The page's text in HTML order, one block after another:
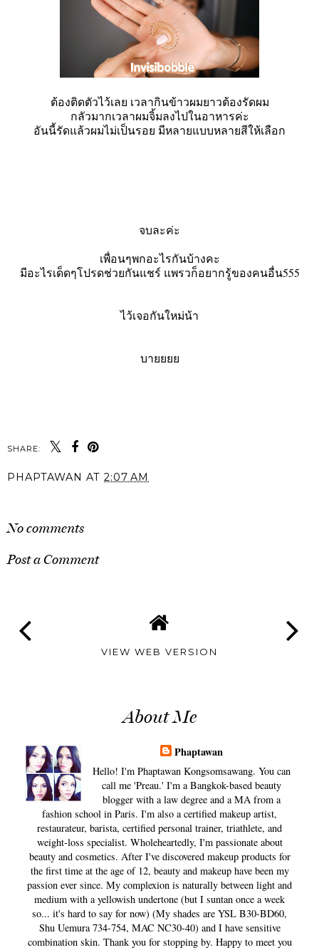
ต้องติดตัวไว้เลย เวลากินข้าวผมยาวต้องรัดผม
กลัวมากเวลาผมจิ้มลงไปในอาหารค่ะ
อันนี้รัดแล้วผมไม่เป็นรอย มีหลายแบบหลายสีให้เลือก
จบละค่ะ
เพื่อนๆพกอะไรกันบ้างคะ
มีอะไรเด็ดๆโปรดช่วยกันแชร์ แพรวก็อยากรู้ของคนอื่น555
ไว้เจอกันใหม่น้า
บายยยย
SHARE:
PHAPTAWAN AT 2:07 AM
No comments
Post a Comment
VIEW WEB VERSION
About Me
Phaptawan
Hello! I'm Phaptawan Kongsomsawang. You can
call me 'Preau.' I'm a Bangkok-based beauty
blogger with a law degree and a MA from a
fashion school in Paris. I'm also a certified makeup artist,
restaurateur, barista, certified personal trainer, triathlete, and
weight-loss specialist. Wholeheartedly, I'm passionate about
beauty and cosmetics. After I've discovered makeup products for
the first time at the age of 12, beauty and makeup have been my
passion ever since. My complexion is naturally between light and
medium with a yellowish undertone (but I suntan once a week
so... it's hard to say for now) (My shades are YSL B30-BD60,
Shu Uemura 734-754, MAC NC30-40) and I have sensitive
combination skin. Thank you for stopping by. Happy to meet you